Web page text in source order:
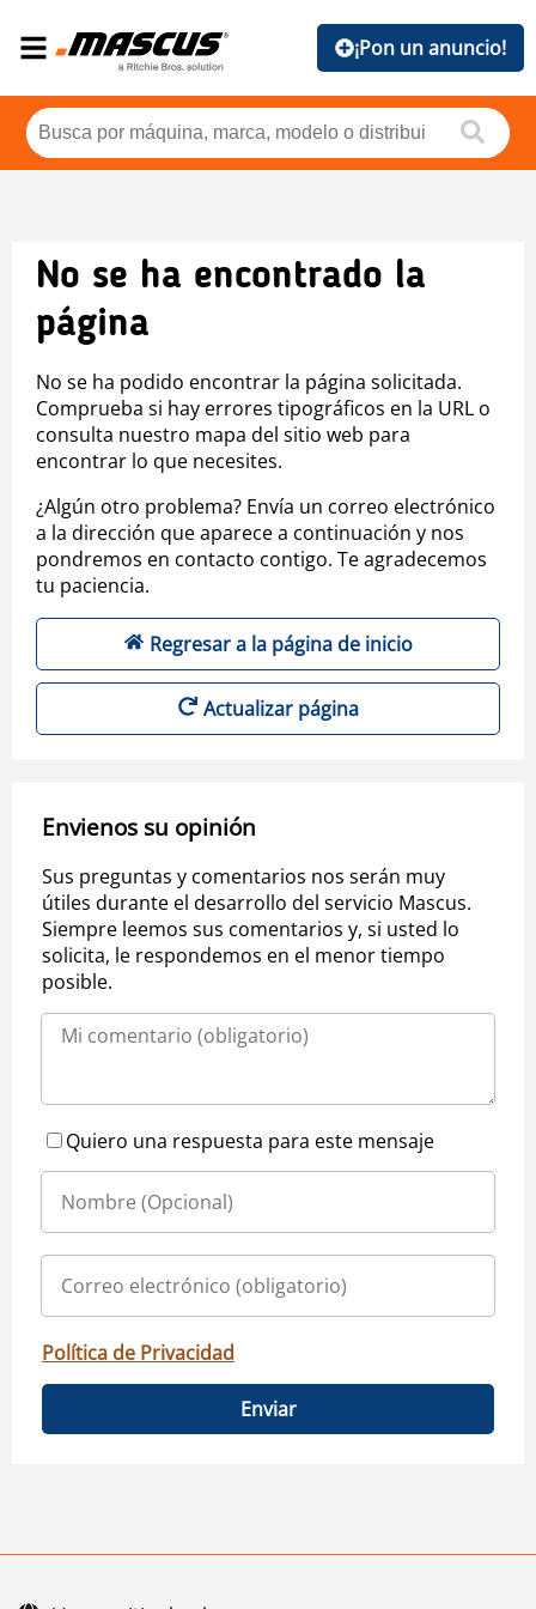
¡Pon un anuncio!
No se ha encontrado la
página
No se ha podido encontrar la página solicitada.
Comprueba si hay errores tipográficos en la URL o
consulta nuestro mapa del sitio web para
encontrar lo que necesites.
¿Algún otro problema? Envía un correo electrónico
a la dirección que aparece a continuación y nos
pondremos en contacto contigo. Te agradecemos
tu paciencia.
Regresar a la página de inicio
Actualizar página
Envienos su opinión
Sus preguntas y comentarios nos serán muy
útiles durante el desarrollo del servicio Mascus.
Siempre leemos sus comentarios y, si usted lo
solicita, le respondemos en el menor tiempo
posible.
Quiero una respuesta para este mensaje
Política de Privacidad
Enviar